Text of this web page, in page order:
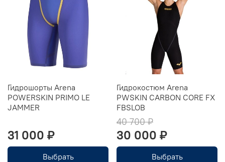
Гидрошорты Arena
POWERSKIN PRIMO LE
JAMMER
31 000 ₽
Выбрать
Гидрокостюм Arena
PWSKIN CARBON CORE FX
FBSLOB
40 700 ₽
30 000 ₽
Выбрать